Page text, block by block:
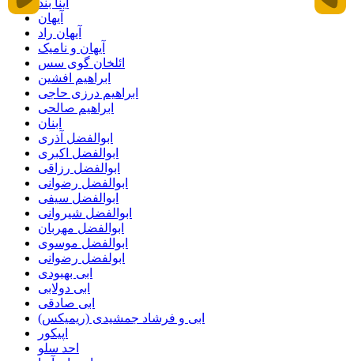
آیهان
آیهان راد
آیهان و نامیک
ائلخان گوی سس
ابراهیم افشین
ابراهیم درزی حاجی
ابراهیم صالحی
ابنان
ابوالفضل آذری
ابوالفضل اکبری
ابوالفضل رزاقی
ابوالفضل رضوانی
ابوالفضل سیفی
ابوالفضل شیروانی
ابوالفضل مهربان
ابوالفضل موسوی
ابولفضل رضوانی
ابی بهبودی
ابی دولابی
ابی صادقی
ابی و فرشاد جمشیدی (ریمیکس)
اپیکور
احد سلو